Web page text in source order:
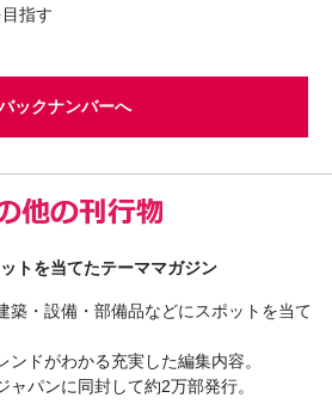
指す
ックナンバーへ
トを当てたテーママガジン
築・設備・部備品などにスポットを当て
ンドがわかる充実した編集内容。
パンに同封して約2万部発行。